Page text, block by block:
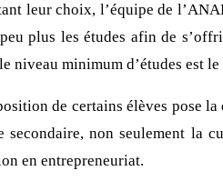
leur choix, l’équipe de
plus les études afin de
niveau minimum d’études est
de certains élèves pose
secondaire, non seulement la
en entrepreneuriat.